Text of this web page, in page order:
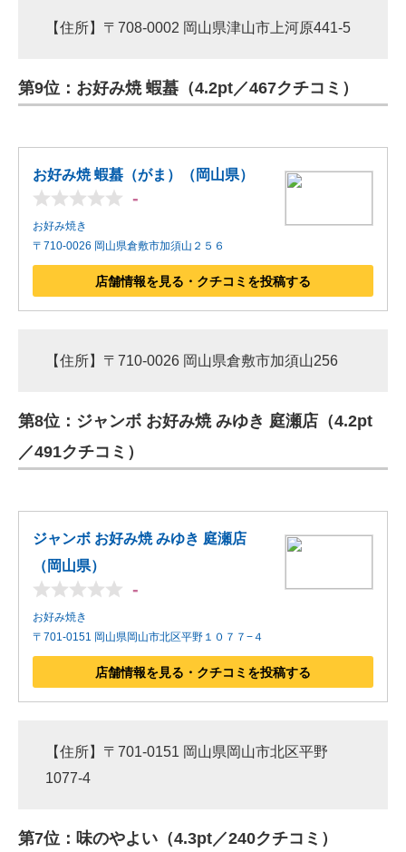
【住所】〒708-0002 岡山県津山市上河原441-5
第9位：お好み焼 蝦蟇（4.2pt／467クチコミ）
お好み焼 蝦蟇（がま）（岡山県）
-
お好み焼き
〒710-0026 岡山県倉敷市加須山２５６
店舗情報を見る・クチコミを投稿する
【住所】〒710-0026 岡山県倉敷市加須山256
第8位：ジャンボ お好み焼 みゆき 庭瀬店（4.2pt
／491クチコミ）
ジャンボ お好み焼 みゆき 庭瀬店
（岡山県）
-
お好み焼き
〒701-0151 岡山県岡山市北区平野１０７７−４
店舗情報を見る・クチコミを投稿する
【住所】〒701-0151 岡山県岡山市北区平野
1077-4
第7位：味のやよい（4.3pt／240クチコミ）